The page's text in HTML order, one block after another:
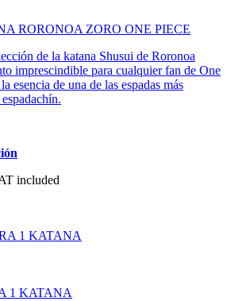
RORONOA ZORO ONE PIECE
de la katana Shusui de Roronoa
imprescindible para cualquier fan de One
esencia de una de las espadas más
included
1 KATANA